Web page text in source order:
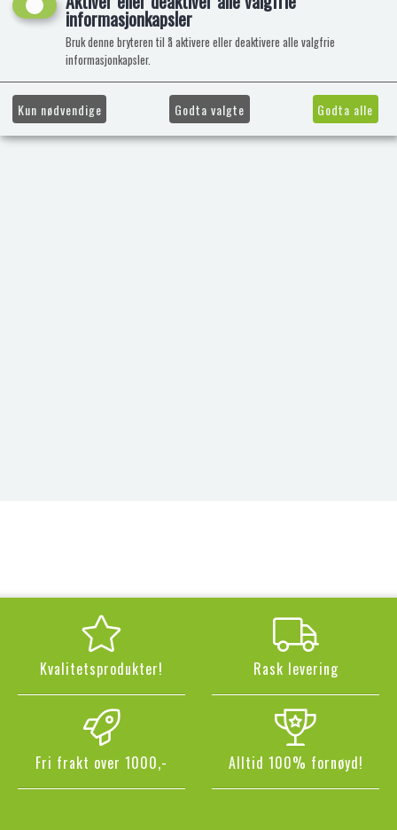
Kvalitetsprodukter! Rask levering
Fri frakt over 1000,- Alltid 100% fornøyd!
informasjonkapsler
Bruk denne bryteren til å aktivere eller deaktivere alle valgfrie
informasjonkapsler.
Kun nødvendige Godta valgte Godta alle